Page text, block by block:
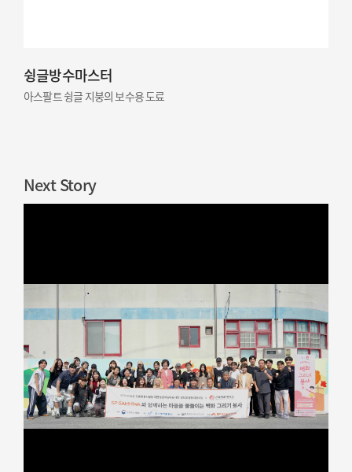
슁글방수마스터
아스팔트 슁글 지붕의 보수용 도료
Next Story